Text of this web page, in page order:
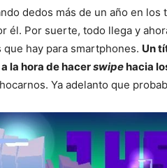
dedos más de un año en
él. Por suerte, todo llega y
hay para smartphones. Un
la hora de hacerswipehacia
Ya adelanto que